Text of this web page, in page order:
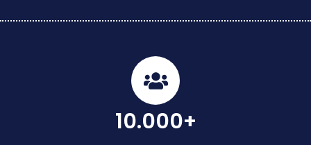
10.000+